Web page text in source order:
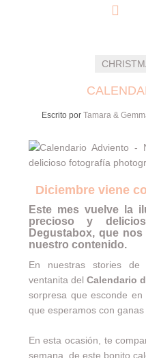
Escrito porTamara &
Diciembre viene
Este mes vuelve la
precioso y
Degustabox, que nos
nuestro contenido.
En nuestras stories
ventanita delCalendario
sorpresa que esconde
que esperamos con
En esta ocasión, te
semana, de este bonito